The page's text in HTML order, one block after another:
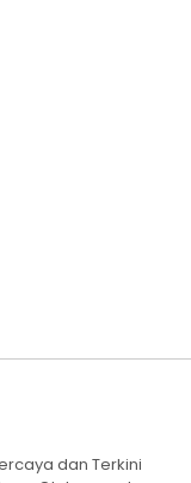
dan Terkini